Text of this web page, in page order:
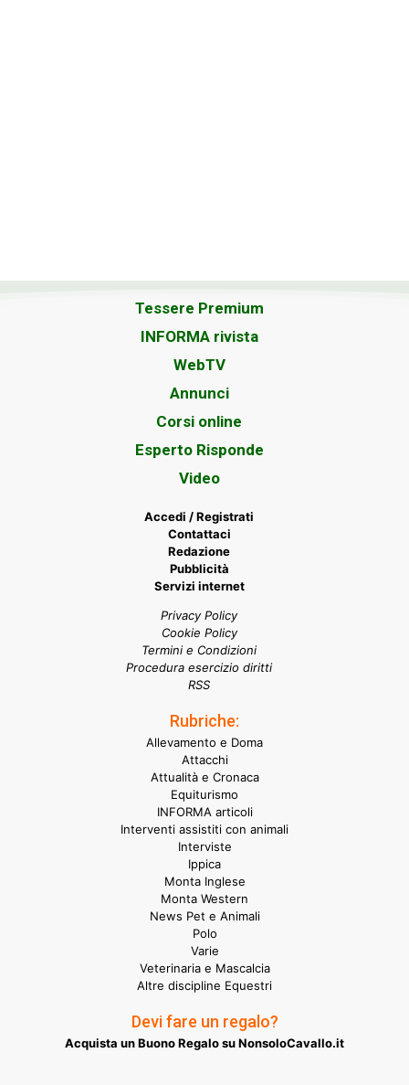
Tessere Premium
INFORMA rivista
WebTV
Annunci
Corsi online
Esperto Risponde
Video
Accedi / Registrati
Contattaci
Redazione
Pubblicità
Servizi internet
Privacy Policy
Cookie Policy
Termini e Condizioni
Procedura esercizio diritti
RSS
Rubriche:
Allevamento e Doma
Attacchi
Attualità e Cronaca
Equiturismo
INFORMA articoli
Interventi assistiti con animali
Interviste
Ippica
Monta Inglese
Monta Western
News Pet e Animali
Polo
Varie
Veterinaria e Mascalcia
Altre discipline Equestri
Devi fare un regalo?
Acquista un Buono Regalo su NonsoloCavallo.it